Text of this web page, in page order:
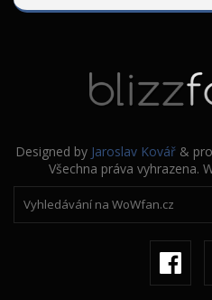
Designed by Jaroslav Kovář &
Všechna práva vyhrazena.